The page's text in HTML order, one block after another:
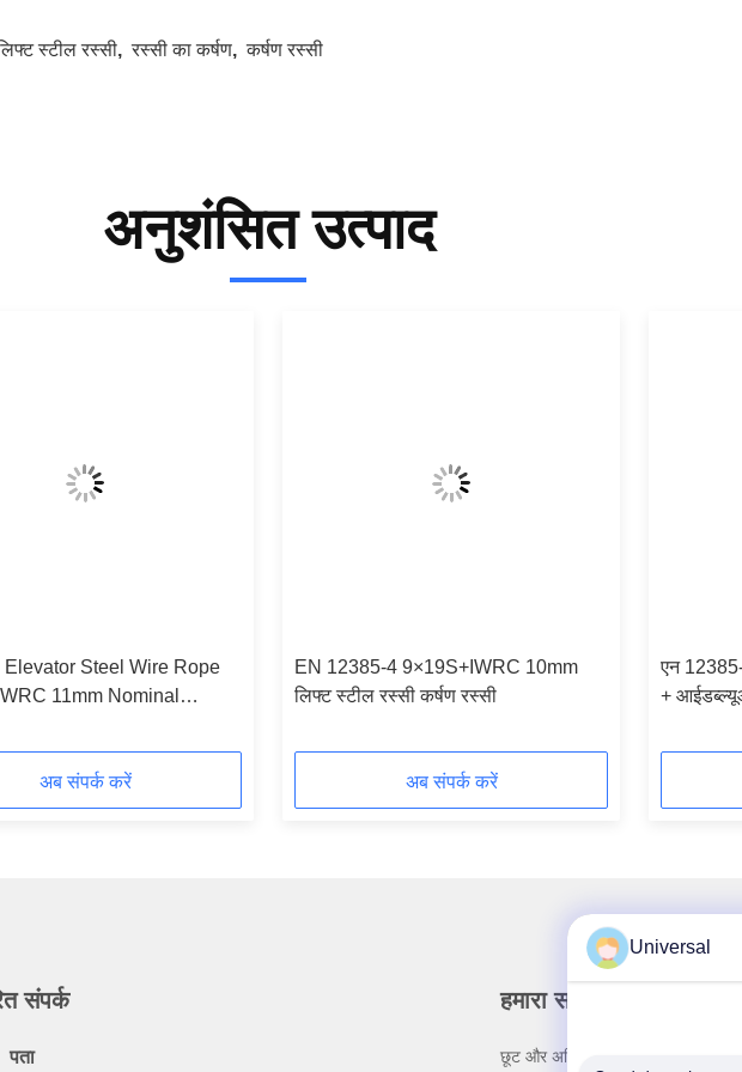
स्टील रस्सी,रस्सी का कर्षण,कर्षण रस्सी
अनुशंसित उत्पाद
Elevator Steel Wire Rope
11mm Nominal
अब संपर्क करें
EN 12385-4 9×19S+IWRC 10mm
लिफ्ट स्टील रस्सी कर्षण रस्सी
अब संपर्क करें
एन
+
संपर्क
पता
हमारा समाचार पत्र
छूट और अधिक के लिए हमारे न्यूज़लेटर की
Universal